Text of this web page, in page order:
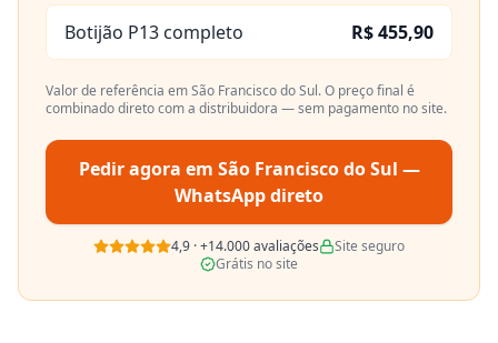
Botijão P13 completo R$ 455,90
Valor de referência emSão Francisco do Sul. O preço final é
combinado direto com a distribuidora — sem pagamento no site.
Pedir agora em São Francisco do Sul —
WhatsApp direto
4,9 ·+14.000avaliações
Site seguro
Grátis no site